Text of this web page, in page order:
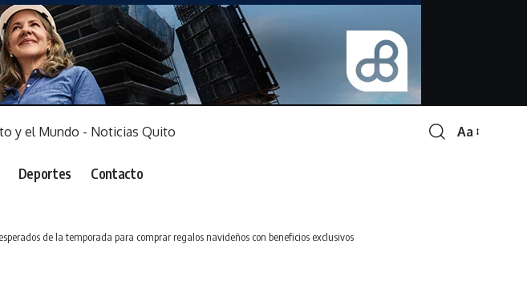
Font
Aa
Deportes Contacto
de la temporada para comprar regalos navideños con beneficios exclusivos